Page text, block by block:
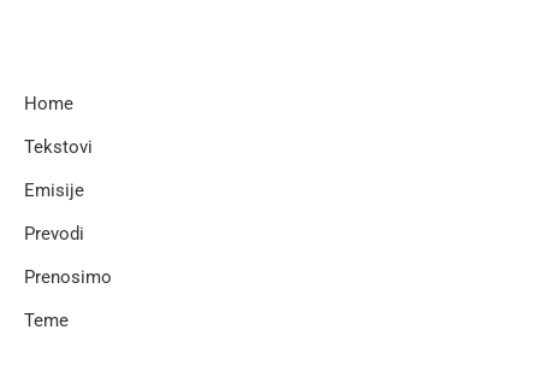
Home
Tekstovi
Emisije
Prevodi
Prenosimo
Teme